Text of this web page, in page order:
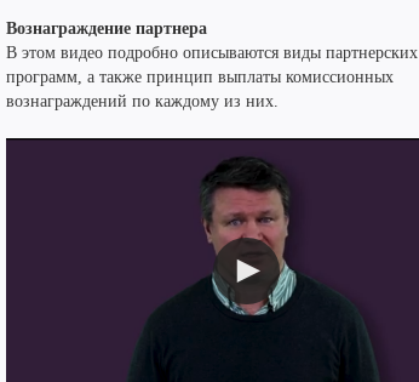
Вознаграждение партнера
В этом видео подробно описываются виды партнерских
программ, а также принцип выплаты комиссионных
вознаграждений по каждому из них.